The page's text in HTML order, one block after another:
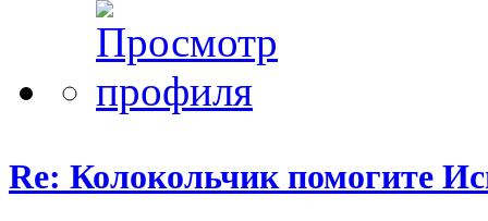
Re: Колокольчик помогите